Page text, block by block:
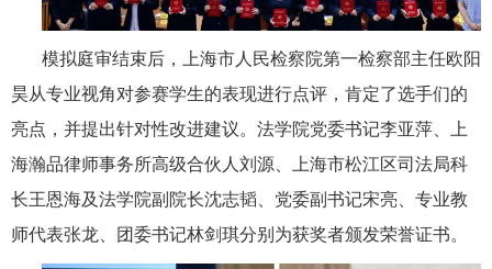
模拟庭审结束后，
上海市人民检察院第一检察部主任欧阳
昊从专业视角对参赛学生的表现进行点评，肯定了选手们的
亮点，并提出针对性改进建议。 法学院党委书记李亚萍、上
海瀚品律师事务所高级合伙人刘源、上海市松江区司法局科
长王恩海及法学院副院长沈志韬、党委副书记宋亮、专业教
师代表张龙、团委书记林剑琪分别为获奖者颁发荣誉证书。